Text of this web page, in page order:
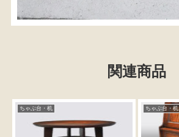
関連商品
ちゃぶ台・机 ちゃぶ台・机